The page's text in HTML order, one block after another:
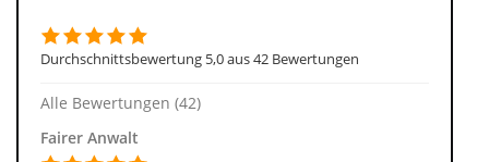
Durchschnittsbewertung 5,0 aus 42 Bewertungen
Alle Bewertungen (42)
Fairer Anwalt